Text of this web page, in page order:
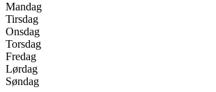
Mandag
Tirsdag
Onsdag
Torsdag
Fredag
Lørdag
Søndag